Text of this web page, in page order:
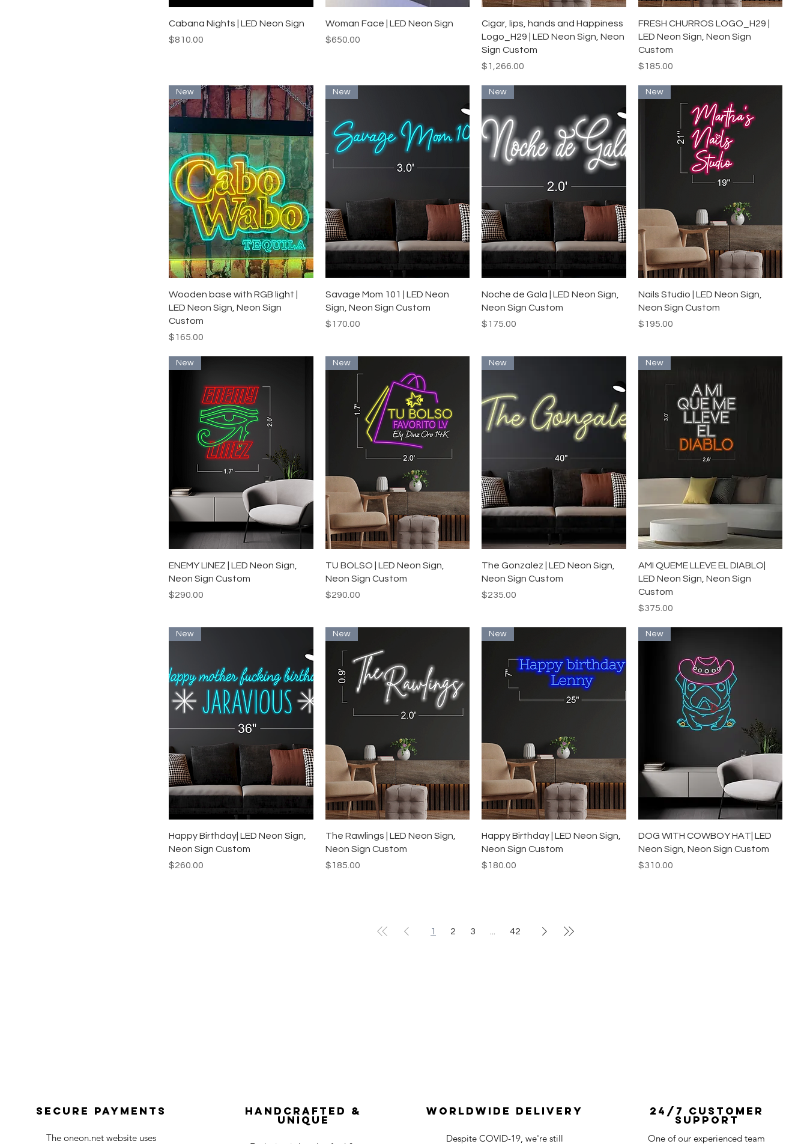
クイックビュー
Cabana Nights | LED Neon Sign
価格
$810.00
クイックビュー
Woman Face | LED Neon Sign
価格
$650.00
クイックビュー
Cigar, lips, hands and Happiness
Logo_H29 | LED Neon Sign, Neon
Sign Custom
価格
$1,266.00
クイックビュー
FRESH CHURROS LOGO_H29 |
LED Neon Sign, Neon Sign
Custom
価格
$185.00
クイックビュー
New
Wooden base with RGB light |
LED Neon Sign, Neon Sign
Custom
価格
$165.00
クイックビュー
New
Savage Mom 101 | LED Neon
Sign, Neon Sign Custom
価格
$170.00
クイックビュー
New
Noche de Gala | LED Neon Sign,
Neon Sign Custom
価格
$175.00
クイックビュー
New
Nails Studio | LED Neon Sign,
Neon Sign Custom
価格
$195.00
クイックビュー
New
ENEMY LINEZ | LED Neon Sign,
Neon Sign Custom
価格
$290.00
クイックビュー
New
TU BOLSO | LED Neon Sign,
Neon Sign Custom
価格
$290.00
クイックビュー
New
The Gonzalez | LED Neon Sign,
Neon Sign Custom
価格
$235.00
クイックビュー
New
AMI QUEME LLEVE EL DIABLO|
LED Neon Sign, Neon Sign
Custom
価格
$375.00
クイックビュー
New
Happy Birthday| LED Neon Sign,
Neon Sign Custom
価格
$260.00
クイックビュー
New
The Rawlings | LED Neon Sign,
Neon Sign Custom
価格
$185.00
クイックビュー
New
Happy Birthday | LED Neon Sign,
Neon Sign Custom
価格
$180.00
クイックビュー
New
DOG WITH COWBOY HAT| LED
Neon Sign, Neon Sign Custom
価格
$310.00
1 2 3 ... 42
Secure payments
The oneon.net website uses
Handcrafted &
Unique
Worldwide Delivery
Despite COVID-19, we're still
24/7 Customer
Support
One of our experienced team